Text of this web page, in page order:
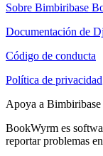
Sobre Bimbiribase
Documentación de
Código de conducta
Política de privacidad
Apoya a Bimbiribase
BookWyrm es
reportar problemas en